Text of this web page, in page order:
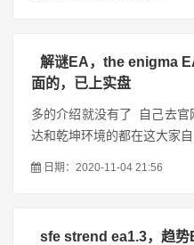
解谜EA，the enigma
面的，已上实盘
多的介绍就没有了 自己去
达和乾坤环境的都在这大家
日期：2020-11-04 21:56
sfe strend ea1.3，趋势